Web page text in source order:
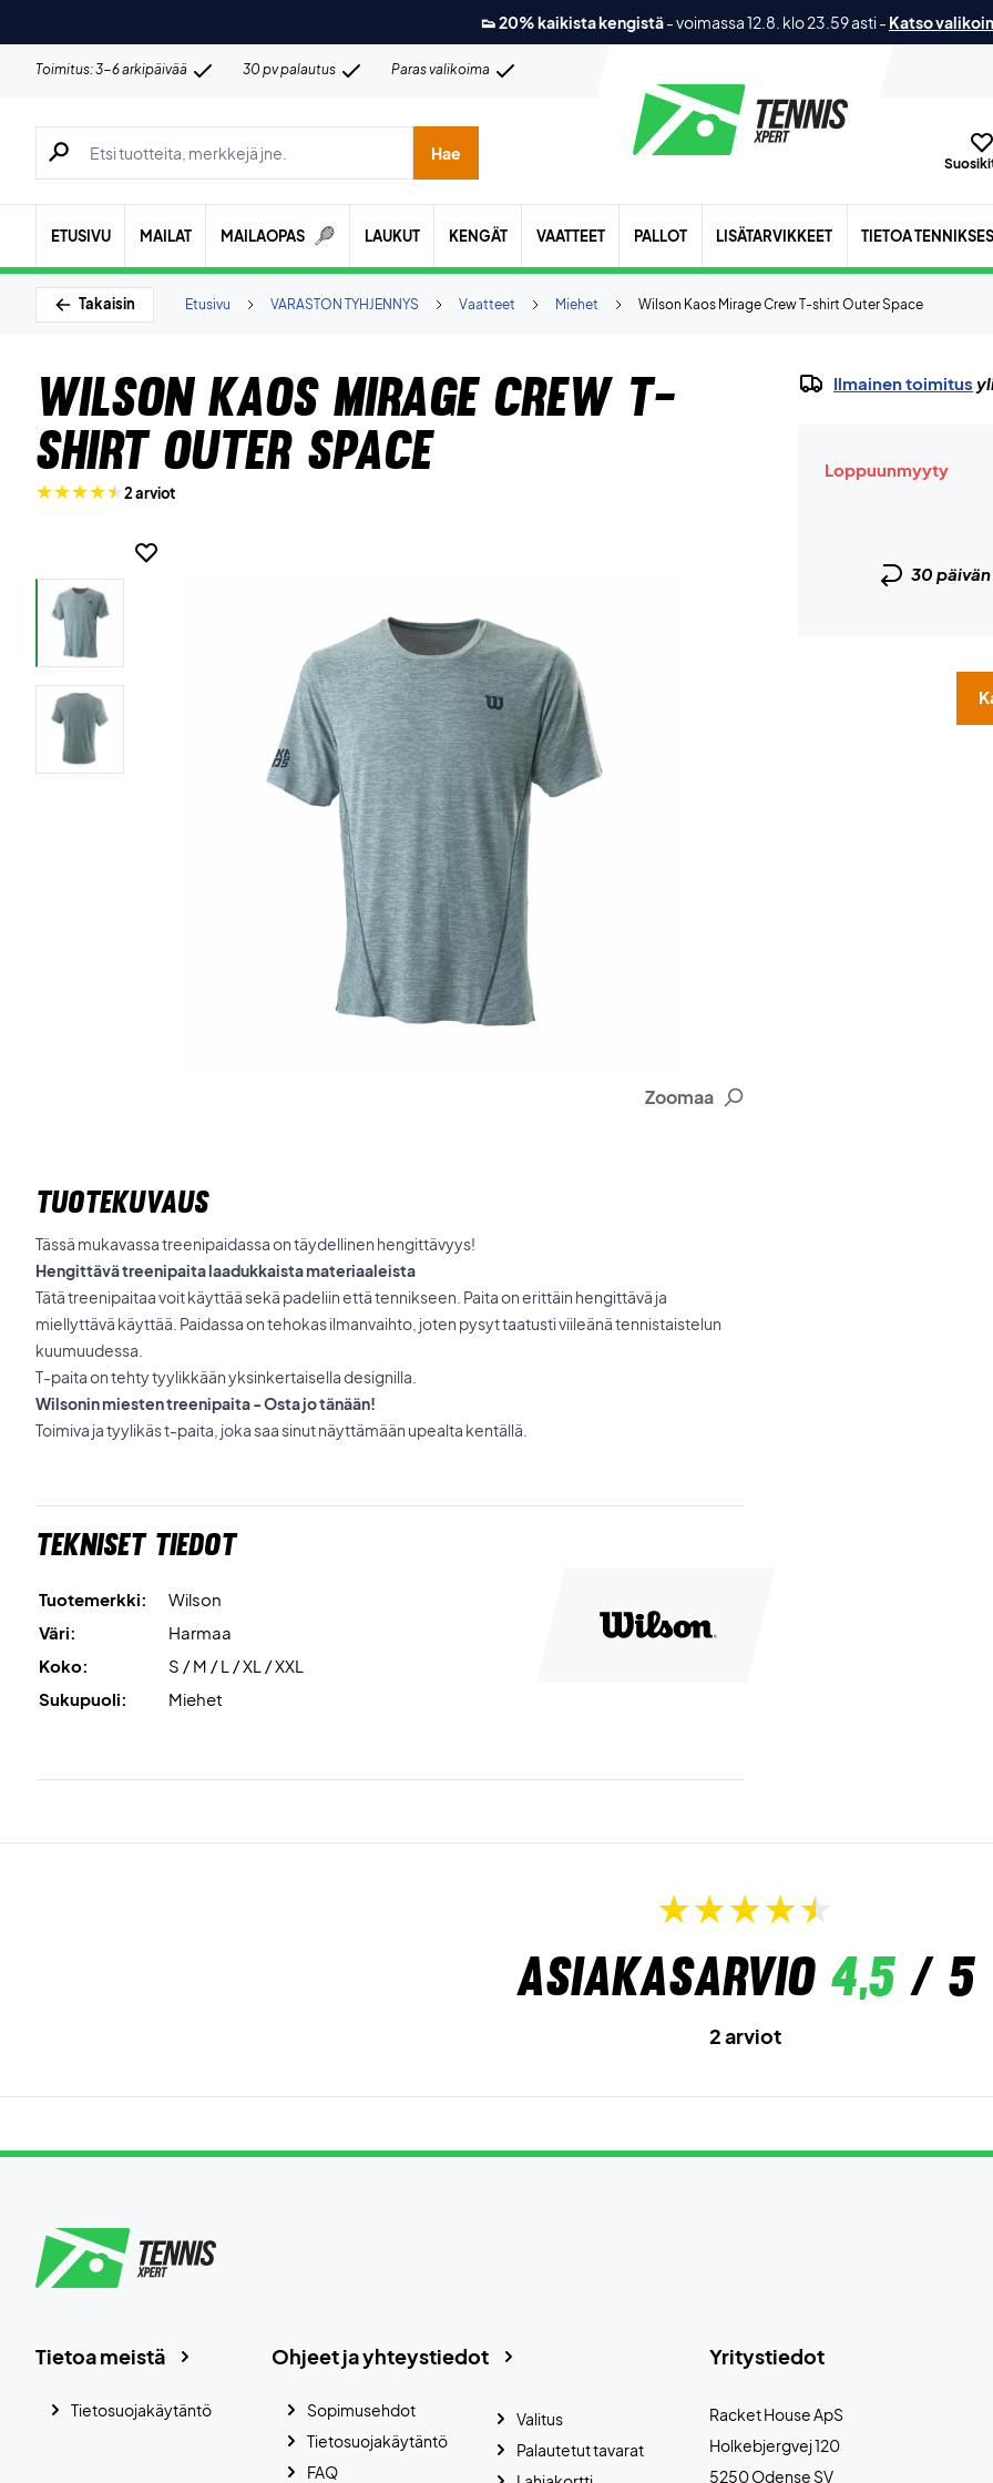
👟 20% kaikista kengistä-voimassa 12.8. klo 23.59 asti- Katso
Toimitus: 3-6 arkipäivää 30 pv palautus Paras valikoima
Hae tuotteita, merkkejä jne.
Hae
ETUSIVU MAILAT MAILAOPAS LAUKUT KENGÄT VAATTEET PALLOT LISÄTARVIKKEET TIETOA
Takaisin Wilson Kaos Mirage Crew T-shirt Outer Space
Miehet
Vaatteet
VARASTON TYHJENNYS
Etusivu
Wilson Kaos Mirage Crew T-
shirt Outer Space
2 arviot
Zoomaa
TUOTEKUVAUS
Tässä mukavassa treenipaidassa on täydellinen hengittävyys!
Hengittävä treenipaita laadukkaista materiaaleista
Tätä treenipaitaa voit käyttää sekä padeliin että tennikseen. Paita on erittäin hengittävä ja
miellyttävä käyttää. Paidassa on tehokas ilmanvaihto, joten pysyt taatusti viileänä tennistaistelun
kuumuudessa.
T-paita on tehty tyylikkään yksinkertaisella designilla.
Wilsonin miesten treenipaita - Osta jo tänään!
Toimiva ja tyylikäs t-paita, joka saa sinut näyttämään upealta kentällä.
Tekniset tiedot
Tuotemerkki:
Wilson
Väri:
Harmaa
Koko:
S / M / L / XL / XXL
Sukupuoli:
Miehet
Ilmainen toimitus
Loppuunmyyty
30 päivän
Asiakasarvio 4,5/ 5
2 arviot
Yritystiedot
Racket House ApS
Holkebjergvej 120
5250 Odense SV
Ohjeet ja yhteystiedot
Sopimusehdot
Tietosuojakäytäntö
FAQ
Valitus
Palautetut tavarat
Tietoa meistä
Tietosuojakäytäntö